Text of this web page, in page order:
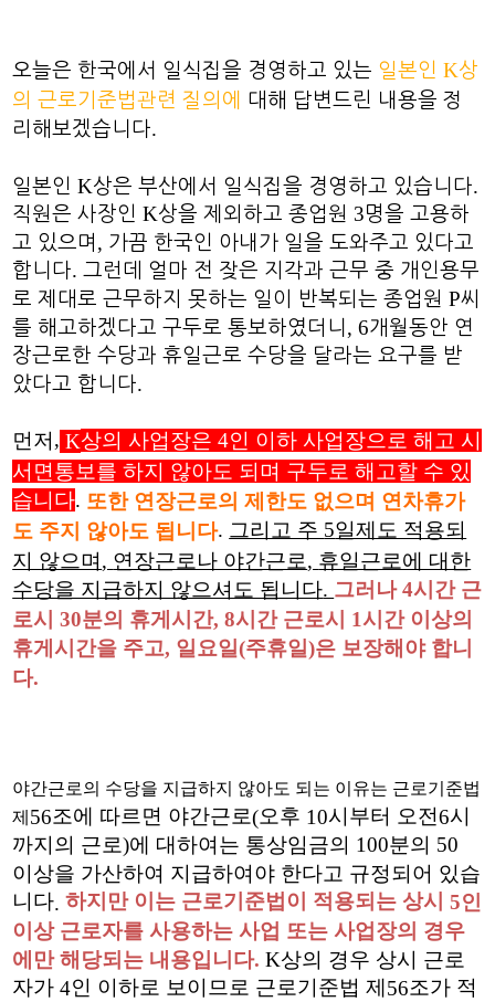
오늘은 한국에서 일식집을 경영하고 있는 일본인K상
의 근로기준법관련 질의에 대해 답변드린 내용을 정
리해보겠습니다.
일본인K상은 부산에서 일식집을 경영하고 있습니다
직원은 사장인K상을 제외하고 종업원 3명을 고용하
고 있으며 , 가끔 한국인 아내가 일을 도와주고 있다고
합니다.그런데 얼마 전 잦은 지각과 근무 중 개인용무
로 제대로 근무하지 못하는 일이 반복되는 종업원P씨
를 해고하겠다고 구두로 통보하였더니 , 6개월동안 연
장근로한 수당과 휴일근로 수당을 달라는 요구를 받
았다고 합니다.
먼저 , K상의 사업장은4인 이하 사업장으로 해고 시
서면통보를 하지 않아도 되며 구두로 해고할 수 있
습니다. 또한 연장근로의 제한도 없으며 연차휴가
도 주지 않아도 됩니다. 그리고 주 5일제도 적용되
지 않으며, 연장근로나 야간근로, 휴일근로에 대한
수당을 지급하지 않으셔도 됩니다. 그러나4시간 근
로시30분의 휴게시간, 8시간 근로시 1시간 이상의
휴게시간을 주고, 일요일(주휴일)은 보장해야 합니
다.
야간근로의 수당을 지급하지 않아도 되는 이유는 근로기준법
제56조에 따르면 야간근로(오후 10시부터 오전6시
까지의 근로)에 대하여는 통상임금의 100분의 50
이상을 가산하여 지급하여야 한다고 규정되어 있습
니다 하지만 이는 근로기준법이 적용되는 상시5인
이상 근로자를 사용하는 사업 또는 사업장의 경우
에만 해당되는 내용입니다. K상의 경우 상시 근로
자가4인 이하로 보이므로 근로기준법 제 56조가 적